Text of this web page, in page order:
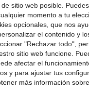
sitio web posible.
momento a tu
opcionales, que nos
el contenido y
"Rechazar todo",
sitio web funcione.
afectar el
y para ajustar tus
más información